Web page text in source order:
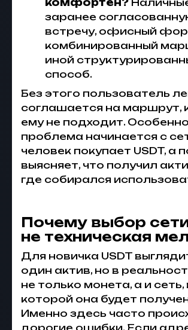
комфортен?
заранее
встречу, офисный
комбинированный
иной
способ.
Без этого пользователь
соглашается на маршрут,
ему не подходит.
проблема начинается с
человек покупает USDT, а
выясняет, что получил
где собирался
Почему выбор
не техническая
Для новичка USDT
один актив, но в
не только монета, а и сеть,
которой она будет
Именно здесь часто
дорогие ошибки. Если